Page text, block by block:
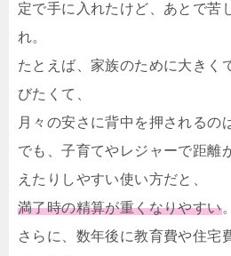
定で手に入れたけど、あとで苦
れ。
たとえば、家族のために大きく
びたくて、
月々の安さに背中を押されるの
でも、子育てやレジャーで距離
えたりしやすい使い方だと、
満了時の精算が重くなりやすい。
さらに、数年後に教育費や住宅